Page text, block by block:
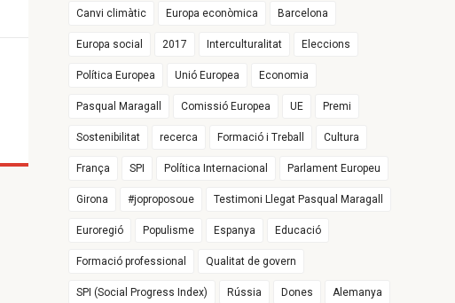
Canvi climàtic Europa econòmica Barcelona
Europa social 2017 Interculturalitat Eleccions
Política Europea Unió Europea Economia
Pasqual Maragall Comissió Europea UE Premi
Sostenibilitat recerca Formació i Treball Cultura
França SPI Política Internacional Parlament Europeu
Girona #joproposoue Testimoni Llegat Pasqual Maragall
Euroregió Populisme Espanya Educació
Formació professional Qualitat de govern
SPI (Social Progress Index) Rússia Dones Alemanya